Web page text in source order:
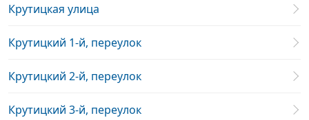
Крутицкая улица
Крутицкий 1-й, переулок
Крутицкий 2-й, переулок
Крутицкий 3-й, переулок